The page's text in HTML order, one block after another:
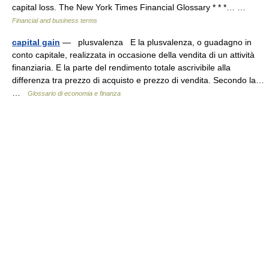
capital loss. The New York Times Financial Glossary * * *… …
Financial and business terms
capital gain — plusvalenza E la plusvalenza, o guadagno in
conto capitale, realizzata in occasione della vendita di un attività
finanziaria. E la parte del rendimento totale ascrivibile alla
differenza tra prezzo di acquisto e prezzo di vendita. Secondo la…
Glossario di economia e finanza